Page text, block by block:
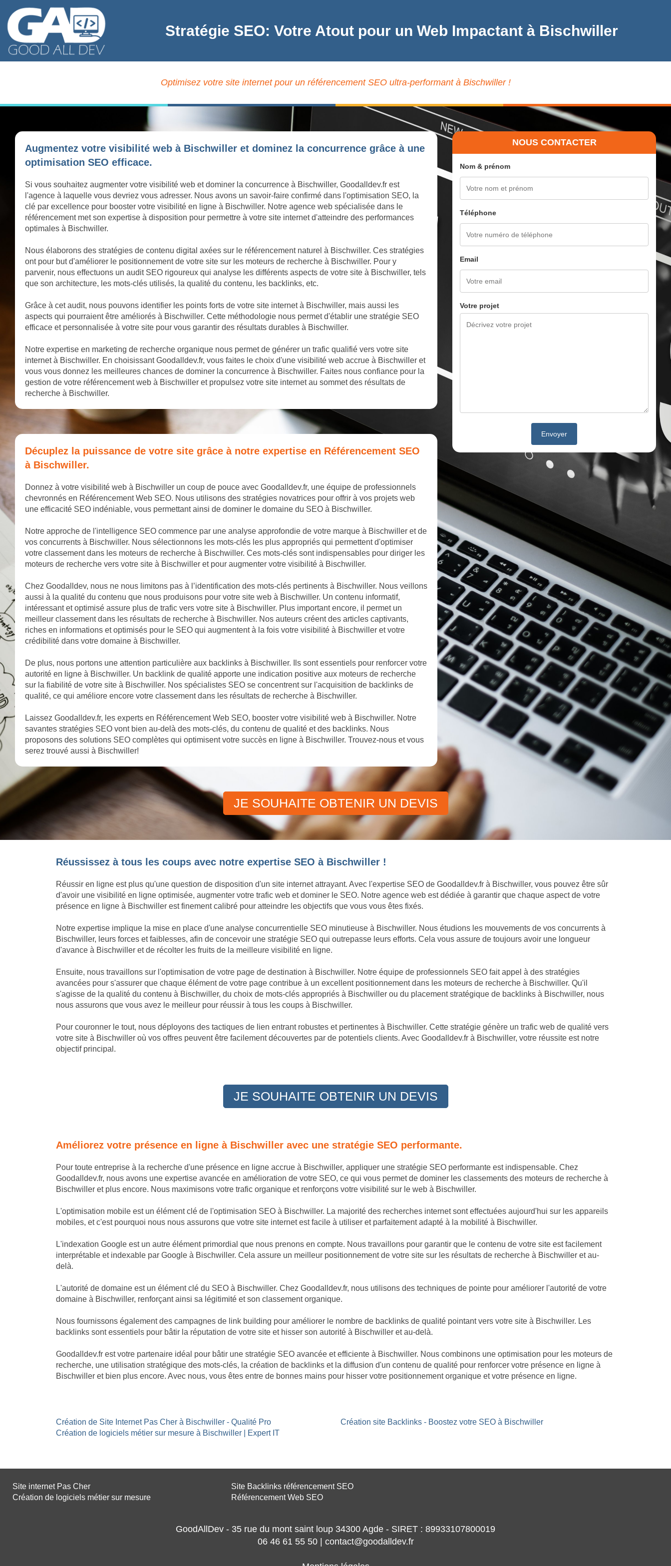
Stratégie SEO: Votre Atout pour un Web Impactant à Bischwiller
Optimisez votre site internet pour un référencement SEO ultra-performant à Bischwiller !
Augmentez votre visibilité web à Bischwiller et dominez la concurrence grâce à une
optimisation SEO efficace.
Si vous souhaitez augmenter votre visibilité web et dominer la concurrence à Bischwiller, Goodalldev.fr est
l'agence à laquelle vous devriez vous adresser. Nous avons un savoir-faire confirmé dans l'optimisation SEO, la
clé par excellence pour booster votre visibilité en ligne à Bischwiller. Notre agence web spécialisée dans le
référencement met son expertise à disposition pour permettre à votre site internet d'atteindre des performances
optimales à Bischwiller.
Nous élaborons des stratégies de contenu digital axées sur le référencement naturel à Bischwiller. Ces stratégies
ont pour but d'améliorer le positionnement de votre site sur les moteurs de recherche à Bischwiller. Pour y
parvenir, nous effectuons un audit SEO rigoureux qui analyse les différents aspects de votre site à Bischwiller, tels
que son architecture, les mots-clés utilisés, la qualité du contenu, les backlinks, etc.
Grâce à cet audit, nous pouvons identifier les points forts de votre site internet à Bischwiller, mais aussi les
aspects qui pourraient être améliorés à Bischwiller. Cette méthodologie nous permet d'établir une stratégie SEO
efficace et personnalisée à votre site pour vous garantir des résultats durables à Bischwiller.
Notre expertise en marketing de recherche organique nous permet de générer un trafic qualifié vers votre site
internet à Bischwiller. En choisissant Goodalldev.fr, vous faites le choix d'une visibilité web accrue à Bischwiller et
vous vous donnez les meilleures chances de dominer la concurrence à Bischwiller. Faites nous confiance pour la
gestion de votre référencement web à Bischwiller et propulsez votre site internet au sommet des résultats de
recherche à Bischwiller.
Décuplez la puissance de votre site grâce à notre expertise en Référencement SEO
à Bischwiller.
Donnez à votre visibilité web à Bischwiller un coup de pouce avec Goodalldev.fr, une équipe de professionnels
chevronnés en Référencement Web SEO. Nous utilisons des stratégies novatrices pour offrir à vos projets web
une efficacité SEO indéniable, vous permettant ainsi de dominer le domaine du SEO à Bischwiller.
Notre approche de l'intelligence SEO commence par une analyse approfondie de votre marque à Bischwiller et de
vos concurrents à Bischwiller. Nous sélectionnons les mots-clés les plus appropriés qui permettent d'optimiser
votre classement dans les moteurs de recherche à Bischwiller. Ces mots-clés sont indispensables pour diriger les
moteurs de recherche vers votre site à Bischwiller et pour augmenter votre visibilité à Bischwiller.
Chez Goodalldev, nous ne nous limitons pas à l’identification des mots-clés pertinents à Bischwiller. Nous veillons
aussi à la qualité du contenu que nous produisons pour votre site web à Bischwiller. Un contenu informatif,
intéressant et optimisé assure plus de trafic vers votre site à Bischwiller. Plus important encore, il permet un
meilleur classement dans les résultats de recherche à Bischwiller. Nos auteurs créent des articles captivants,
riches en informations et optimisés pour le SEO qui augmentent à la fois votre visibilité à Bischwiller et votre
crédibilité dans votre domaine à Bischwiller.
De plus, nous portons une attention particulière aux backlinks à Bischwiller. Ils sont essentiels pour renforcer votre
autorité en ligne à Bischwiller. Un backlink de qualité apporte une indication positive aux moteurs de recherche
sur la fiabilité de votre site à Bischwiller. Nos spécialistes SEO se concentrent sur l'acquisition de backlinks de
qualité, ce qui améliore encore votre classement dans les résultats de recherche à Bischwiller.
Laissez Goodalldev.fr, les experts en Référencement Web SEO, booster votre visibilité web à Bischwiller. Notre
savantes stratégies SEO vont bien au-delà des mots-clés, du contenu de qualité et des backlinks. Nous
proposons des solutions SEO complètes qui optimisent votre succès en ligne à Bischwiller. Trouvez-nous et vous
serez trouvé aussi à Bischwiller!
NOUS CONTACTER
Nom & prénom
Téléphone
Email
Votre projet
JE SOUHAITE OBTENIR UN DEVIS
Réussissez à tous les coups avec notre expertise SEO à Bischwiller !
Réussir en ligne est plus qu'une question de disposition d'un site internet attrayant. Avec l'expertise SEO de Goodalldev.fr à Bischwiller, vous pouvez être sûr
d'avoir une visibilité en ligne optimisée, augmenter votre trafic web et dominer le SEO. Notre agence web est dédiée à garantir que chaque aspect de votre
présence en ligne à Bischwiller est finement calibré pour atteindre les objectifs que vous vous êtes fixés.
Notre expertise implique la mise en place d'une analyse concurrentielle SEO minutieuse à Bischwiller. Nous étudions les mouvements de vos concurrents à
Bischwiller, leurs forces et faiblesses, afin de concevoir une stratégie SEO qui outrepasse leurs efforts. Cela vous assure de toujours avoir une longueur
d'avance à Bischwiller et de récolter les fruits de la meilleure visibilité en ligne.
Ensuite, nous travaillons sur l'optimisation de votre page de destination à Bischwiller. Notre équipe de professionnels SEO fait appel à des stratégies
avancées pour s'assurer que chaque élément de votre page contribue à un excellent positionnement dans les moteurs de recherche à Bischwiller. Qu'il
s'agisse de la qualité du contenu à Bischwiller, du choix de mots-clés appropriés à Bischwiller ou du placement stratégique de backlinks à Bischwiller, nous
nous assurons que vous avez le meilleur pour réussir à tous les coups à Bischwiller.
Pour couronner le tout, nous déployons des tactiques de lien entrant robustes et pertinentes à Bischwiller. Cette stratégie génère un trafic web de qualité vers
votre site à Bischwiller où vos offres peuvent être facilement découvertes par de potentiels clients. Avec Goodalldev.fr à Bischwiller, votre réussite est notre
objectif principal.
JE SOUHAITE OBTENIR UN DEVIS
Améliorez votre présence en ligne à Bischwiller avec une stratégie SEO performante.
Pour toute entreprise à la recherche d'une présence en ligne accrue à Bischwiller, appliquer une stratégie SEO performante est indispensable. Chez
Goodalldev.fr, nous avons une expertise avancée en amélioration de votre SEO, ce qui vous permet de dominer les classements des moteurs de recherche à
Bischwiller et plus encore. Nous maximisons votre trafic organique et renforçons votre visibilité sur le web à Bischwiller.
L'optimisation mobile est un élément clé de l'optimisation SEO à Bischwiller. La majorité des recherches internet sont effectuées aujourd'hui sur les appareils
mobiles, et c'est pourquoi nous nous assurons que votre site internet est facile à utiliser et parfaitement adapté à la mobilité à Bischwiller.
L'indexation Google est un autre élément primordial que nous prenons en compte. Nous travaillons pour garantir que le contenu de votre site est facilement
interprétable et indexable par Google à Bischwiller. Cela assure un meilleur positionnement de votre site sur les résultats de recherche à Bischwiller et au-
delà.
L'autorité de domaine est un élément clé du SEO à Bischwiller. Chez Goodalldev.fr, nous utilisons des techniques de pointe pour améliorer l'autorité de votre
domaine à Bischwiller, renforçant ainsi sa légitimité et son classement organique.
Nous fournissons également des campagnes de link building pour améliorer le nombre de backlinks de qualité pointant vers votre site à Bischwiller. Les
backlinks sont essentiels pour bâtir la réputation de votre site et hisser son autorité à Bischwiller et au-delà.
Goodalldev.fr est votre partenaire idéal pour bâtir une stratégie SEO avancée et efficiente à Bischwiller. Nous combinons une optimisation pour les moteurs de
recherche, une utilisation stratégique des mots-clés, la création de backlinks et la diffusion d'un contenu de qualité pour renforcer votre présence en ligne à
Bischwiller et bien plus encore. Avec nous, vous êtes entre de bonnes mains pour hisser votre positionnement organique et votre présence en ligne.
Création de Site Internet Pas Cher à Bischwiller - Qualité Pro
Création de logiciels métier sur mesure à Bischwiller | Expert IT
Création site Backlinks - Boostez votre SEO à Bischwiller
Site internet Pas Cher
Création de logiciels métier sur mesure
Site Backlinks référencement SEO
Référencement Web SEO
GoodAllDev - 35 rue du mont saint loup 34300 Agde - SIRET : 89933107800019
06 46 61 55 50 | contact@goodalldev.fr